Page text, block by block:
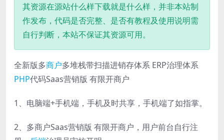
其资源在源站什么样下载就是什么样，并非本站制
作发布，代码是否完整、是否有教程及使用说明需
自行判断，本站不保证其资源可用。
全新版多商户多堆栈带扫描进销存体系 ERP治理体系
PHP代码Saas营销版 有限开商户
1、电脑端+手机端，手机及时共享，手机端了如指掌。
2、多商户Saas营销版 有限开商户，用户前台自行注